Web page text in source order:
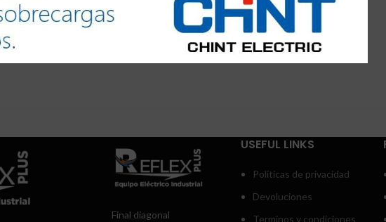
Final diagonal
USEFUL LINKS
Politicas de privacidad
Devoluciones
Terminos y condiciones